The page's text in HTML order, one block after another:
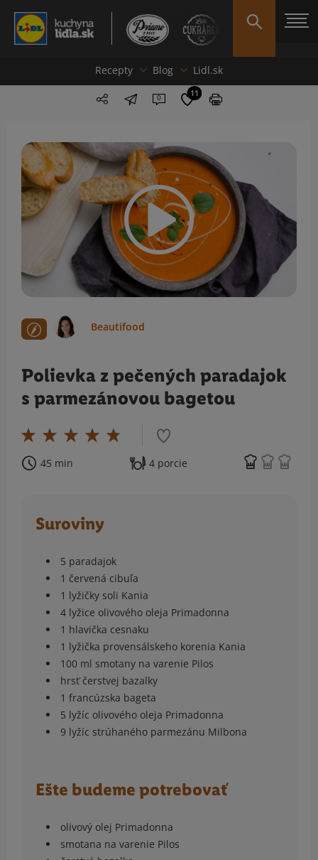
Recepty Blog Lidl.sk
0 11
Beautifood
Polievka z pečených paradajok
s parmezánovou bagetou
45 min 4 porcie
Suroviny
5 paradajok
1 červená cibuľa
1 lyžičky soli Kania
4 lyžice olivového oleja Primadonna
1 hlavička cesnaku
1 lyžička provensálskeho korenia Kania
100 ml smotany na varenie Pilos
hrsť čerstvej bazalky
1 francúzska bageta
5 lyžíc olivového oleja Primadonna
9 lyžíc strúhaného parmezánu Milbona
Ešte budeme potrebovať
olivový olej Primadonna
smotana na varenie Pilos